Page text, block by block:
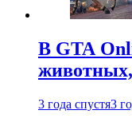
В GTA
3 года спустя3